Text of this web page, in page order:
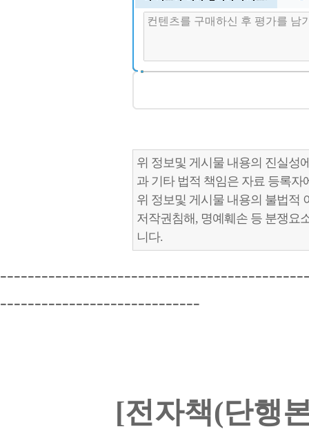
위 정보및 게시물 내용의 진실성
과 기타 법적 책임은 자료 등록자
위 정보및 게시물 내용의 불법적
저작권침해, 명예훼손 등 분쟁요
니다.
-----------------------------
[전자책(단행